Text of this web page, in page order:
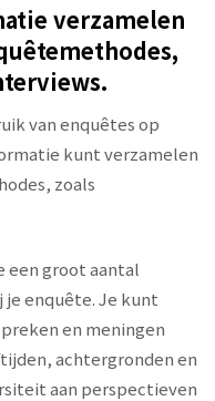
verzamelen
van enquêtes op
kunt verzamelen
zoals
een groot aantal
enquête. Je kunt
en meningen
achtergronden en
aan perspectieven